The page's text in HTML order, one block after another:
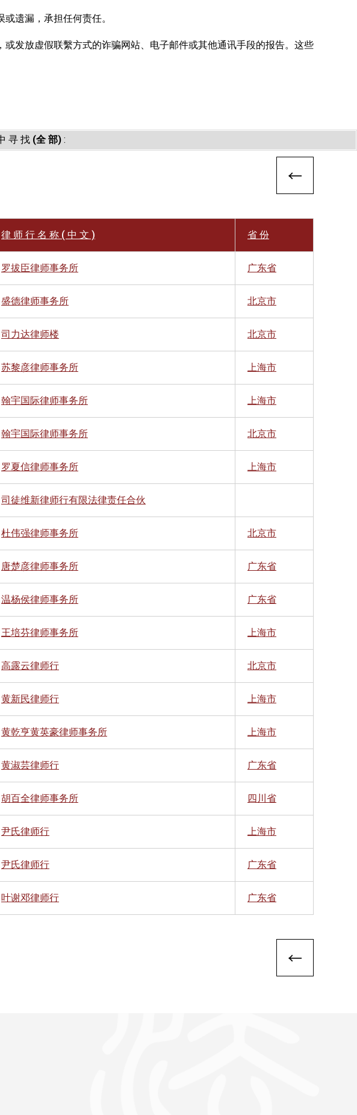
遗漏，承担任何责任。
发放虚假联繫方式的诈骗网站、电子邮件或其他通讯手段的报告。这些
寻 找 (全 部):
律 师 行 名 称 ( 中 文 ) 省 份
罗拔臣律师事务所 广东省
盛德律师事务所 北京市
司力达律师楼 北京市
苏黎彦律师事务所 上海市
翰宇国际律师事务所 上海市
翰宇国际律师事务所 北京市
罗夏信律师事务所 上海市
司徒维新律师行有限法律责任合伙
杜伟强律师事务所 北京市
唐楚彦律师事务所 广东省
温杨侯律师事务所 广东省
王培芬律师事务所 上海市
高露云律师行 北京市
黄新民律师行 上海市
黄乾亨黄英豪律师事务所 上海市
黄淑芸律师行 广东省
胡百全律师事务所 四川省
尹氏律师行 上海市
尹氏律师行 广东省
叶谢邓律师行 广东省